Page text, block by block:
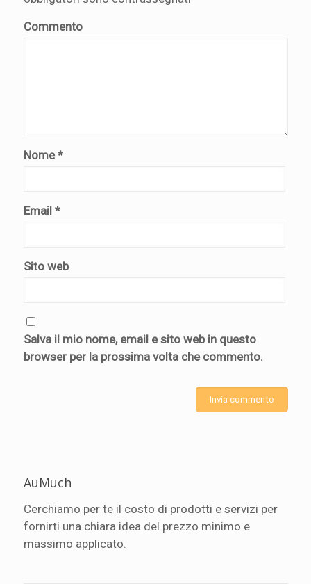
Commento
Nome*
Email *
Sito web
Salva il mio nome, email e sito web in questo
browser per la prossima volta che commento.
AuMuch
Cerchiamo per te il costo di prodotti e servizi per
fornirti una chiara idea del prezzo minimo e
massimo applicato.